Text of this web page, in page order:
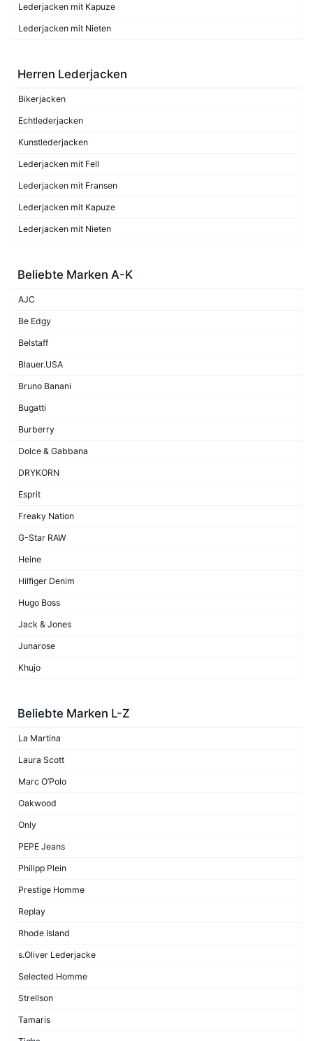
Lederjacken mit Kapuze
Lederjacken mit Nieten
Herren Lederjacken
Bikerjacken
Echtlederjacken
Kunstlederjacken
Lederjacken mit Fell
Lederjacken mit Fransen
Lederjacken mit Kapuze
Lederjacken mit Nieten
Beliebte Marken A-K
AJC
Be Edgy
Belstaff
Blauer.USA
Bruno Banani
Bugatti
Burberry
Dolce & Gabbana
DRYKORN
Esprit
Freaky Nation
G-Star RAW
Heine
Hilfiger Denim
Hugo Boss
Jack & Jones
Junarose
Khujo
Beliebte Marken L-Z
La Martina
Laura Scott
Marc O’Polo
Oakwood
Only
PEPE Jeans
Philipp Plein
Prestige Homme
Replay
Rhode Island
s.Oliver Lederjacke
Selected Homme
Strellson
Tamaris